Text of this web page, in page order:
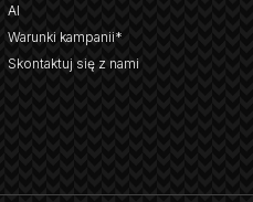
AI
Warunki kampanii*
Skontaktuj się z nami